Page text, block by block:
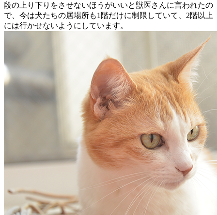
段の上り下りをさせないほうがいいと獣医さんに言われたの
で、今は犬たちの居場所も1階だけに制限していて、2階以上
には行かせないようにしています。